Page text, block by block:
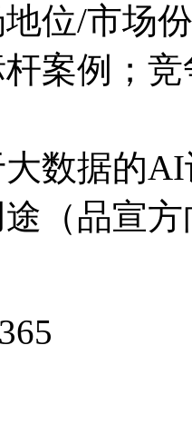
位/市场
案例；
数据的
（品宣